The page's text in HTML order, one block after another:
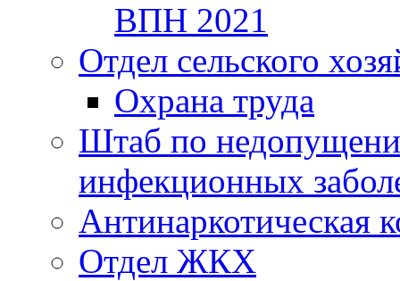
ВПН 2021
Отдел сельского
Охрана труда
Штаб по
инфекционных
Антинаркотическая
Отдел ЖКХ